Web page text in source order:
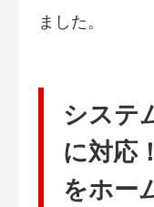
ました。
システ
に対応
をホー